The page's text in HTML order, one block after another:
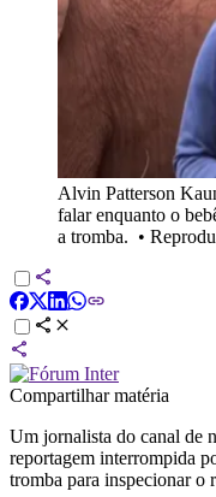
Alvin Patterson
falar enquanto o
a tromba. •
Compartilhar matéria
Um jornalista do canal de
reportagem interrompida
tromba para inspecionar o